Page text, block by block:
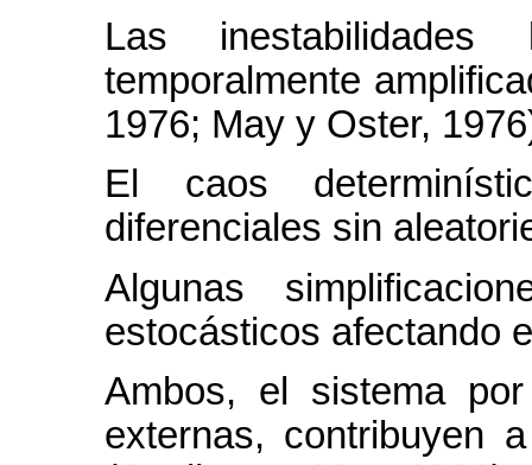
Las inestabilidades
temporalmente
1976; May y Oster,
El caos
diferenciales sin
Algunas
estocásticos afectando
Ambos, el sistema
externas, contribuyen